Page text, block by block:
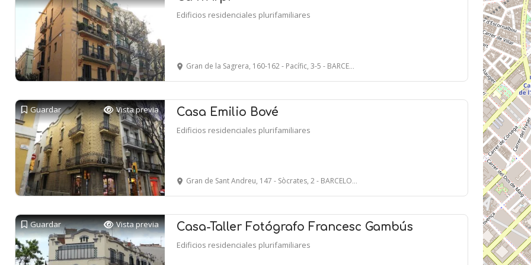
Edificios residenciales plurifamiliares
Gran de la Sagrera, 160-162 - Pacífic, 3-5 - BARCELONA
Guardar Vista previa Casa Emilio Bové
Edificios residenciales plurifamiliares
Gran de Sant Andreu, 147 - Sòcrates, 2 - BARCELONA
Guardar Vista previa Casa-Taller Fotógrafo Francesc Gambús
Edificios residenciales plurifamiliares